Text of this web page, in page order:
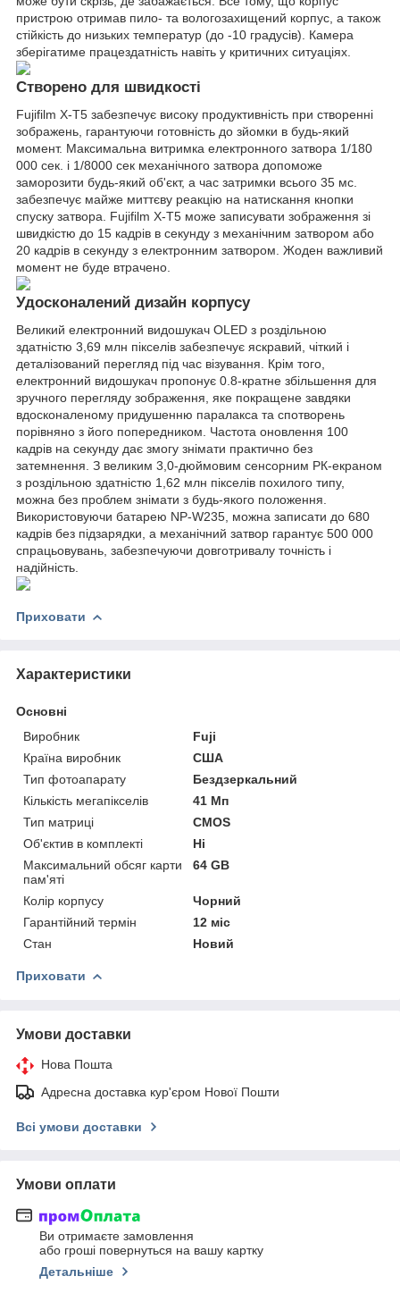
пристрою отримав пило- та вологозахищений корпус, а також
стійкість до низьких температур (до -10 градусів). Камера
зберігатиме працездатність навіть у критичних ситуаціях.
Створено для швидкості
Fujifilm X-T5 забезпечує високу продуктивність при створенні
зображень, гарантуючи готовність до зйомки в будь-який
момент. Максимальна витримка електронного затвора 1/180
000 сек. і 1/8000 сек механічного затвора допоможе
заморозити будь-який об'єкт, а час затримки всього 35 мс.
забезпечує майже миттєву реакцію на натискання кнопки
спуску затвора. Fujifilm X-T5 може записувати зображення зі
швидкістю до 15 кадрів в секунду з механічним затвором або
20 кадрів в секунду з електронним затвором. Жоден важливий
момент не буде втрачено.
Удосконалений дизайн корпусу
Великий електронний видошукач OLED з роздільною
здатністю 3,69 млн пікселів забезпечує яскравий, чіткий і
деталізований перегляд під час візування. Крім того,
електронний видошукач пропонує 0.8-кратне збільшення для
зручного перегляду зображення, яке покращене завдяки
вдосконаленому придушенню паралакса та спотворень
порівняно з його попередником. Частота оновлення 100
кадрів на секунду дає змогу знімати практично без
затемнення. З великим 3,0-дюймовим сенсорним РК-екраном
з роздільною здатністю 1,62 млн пікселів похилого типу,
можна без проблем знімати з будь-якого положення.
Використовуючи батарею NP-W235, можна записати до 680
кадрів без підзарядки, а механічний затвор гарантує 500 000
спрацьовувань, забезпечуючи довготривалу точність і
надійність.
Приховати
Характеристики
Основні
Виробник
Fuji
Країна виробник
США
Тип фотоапарату
Бездзеркальний
Кількість мегапікселів
41 Мп
Тип матриці
CMOS
Об'єктив в комплекті
Ні
Максимальний обсяг карти
пам'яті
64 GB
Колір корпусу
Чорний
Гарантійний термін
12 міс
Стан
Новий
Приховати
Умови доставки
Нова Пошта
Адресна доставка кур'єром Нової Пошти
Всі умови доставки
Умови оплати
Ви отримаєте замовлення
або гроші повернуться на вашу картку
Детальніше